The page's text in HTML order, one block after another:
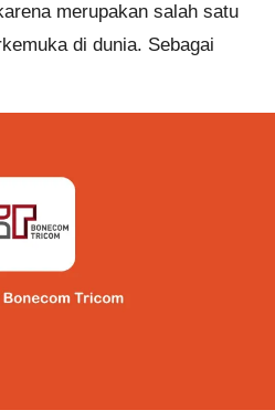
merupakan salah satu
di dunia. Sebagai